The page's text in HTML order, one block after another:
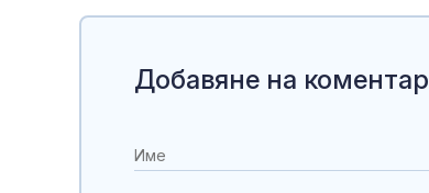
Добавяне на коментар